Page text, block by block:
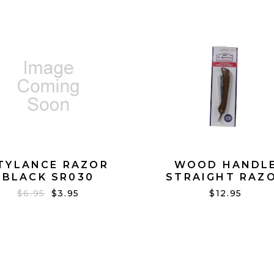
RAZOR
BLACK SR030
$6.95 $3.95
WOOD
STRAIGHT
$12.95